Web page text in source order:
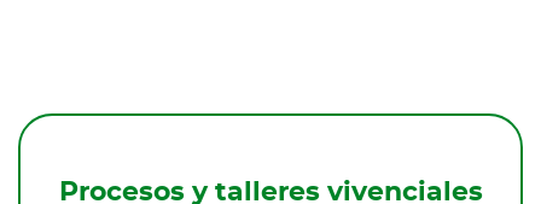
Procesos y talleres vivenciales